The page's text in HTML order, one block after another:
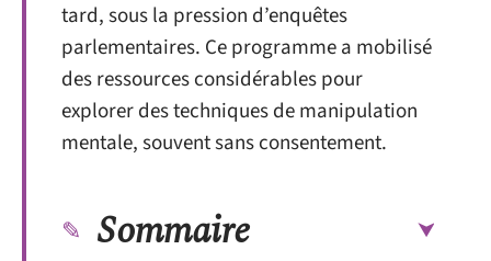
tard, sous la pression d’enquêtes
parlementaires. Ce programme a mobilisé
des ressources considérables pour
explorer des techniques de manipulation
mentale, souvent sans consentement.
Sommaire